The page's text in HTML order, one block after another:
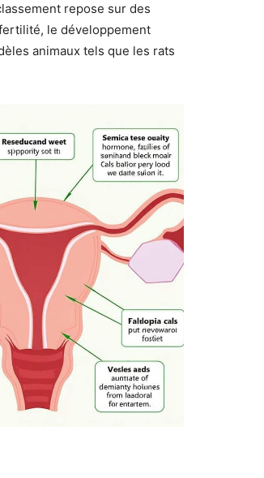
repose sur des
le développement
animaux tels que les rats